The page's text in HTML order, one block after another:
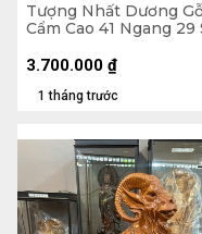
Tượng Nhất Dương
Cẩm Cao 41 Ngang 29
1 tháng trước
3.700.000 ₫